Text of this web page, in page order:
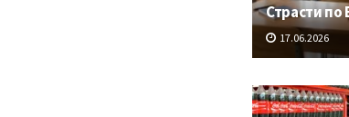
Страсти по
17.06.2026